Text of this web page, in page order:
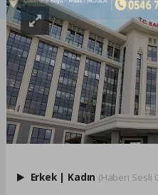
Erkek Kadın (Haberi Sesli